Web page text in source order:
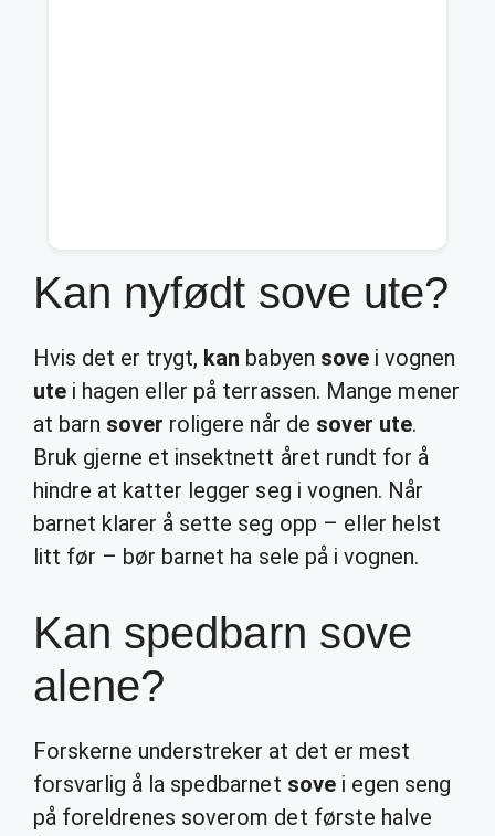
Kan nyfødt sove ute?
Hvis det er trygt, kan babyen sovei vognen
ute i hagen eller på terrassen. Mange mener
at barn sover roligere når de sover ute.
Bruk gjerne et insektnett året rundt for å
hindre at katter legger seg i vognen. Når
barnet klarer å sette seg opp – eller helst
litt før – bør barnet ha sele på i vognen.
Kan spedbarn sove
alene?
Forskerne understreker at det er mest
forsvarlig å la spedbarnet sovei egen seng
på foreldrenes soverom det første halve